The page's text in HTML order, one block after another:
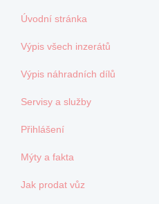
Úvodní stránka
Výpis všech inzerátů
Výpis náhradních dílů
Servisy a služby
Přihlášení
Mýty a fakta
Jak prodat vůz